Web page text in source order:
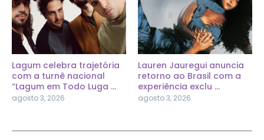
Lagum celebra trajetória
com a turnê nacional
“Lagum em Todo Luga ...
agosto 3, 2026
Lauren Jauregui anuncia
retorno ao Brasil com a
experiência exclu ...
agosto 3, 2026